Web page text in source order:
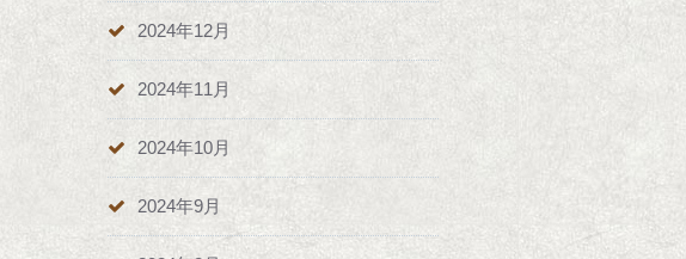
2024年12月
2024年11月
2024年10月
2024年9月